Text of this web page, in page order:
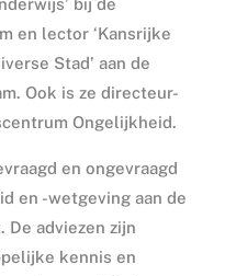
bij de
en lector ‘Kansrijke
Stad’ aan de
Ook is ze directeur-
Ongelijkheid.
en ongevraagd
en -wetgeving aan de
De adviezen zijn
kennis en